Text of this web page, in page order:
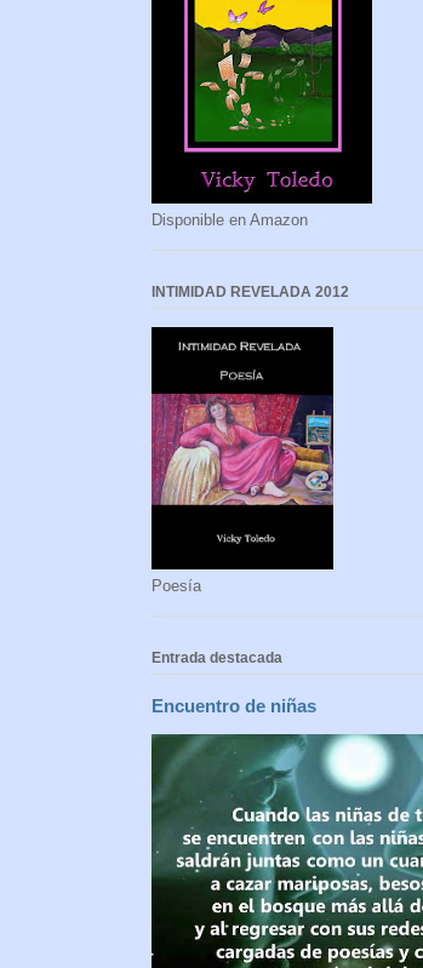
Disponible en Amazon
INTIMIDAD REVELADA 2012
Poesía
Entrada destacada
Encuentro de niñas